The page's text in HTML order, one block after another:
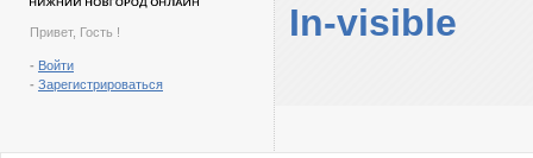
Привет, Гость !
- Войти
- Зарегистрироваться
In-visible